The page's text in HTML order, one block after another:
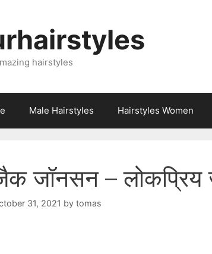
hairstyles
Male Hairstyles Hairstyles Women
जॉनसन – लोकप्रिय
31, 2021 by tomas